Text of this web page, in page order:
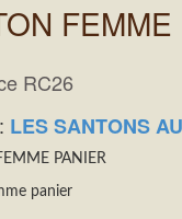
RC26
LES SANTONS
PANIER
panier